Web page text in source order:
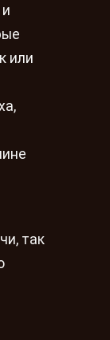
или
так